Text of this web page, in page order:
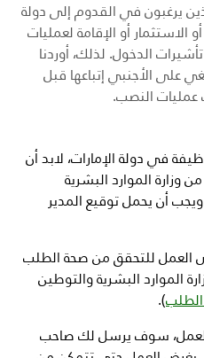
يرغبون في القدوم إلى دولة
الاستثمار أو الإقامة لعمليات
الدخول. لذلك، أوردنا
على الأجنبي إتباعها قبل
عمليات النصب.
في دولة الإمارات، لابد أن
الموارد البشرية
ويجب أن يحمل توقيع المدير
العمل للتحقق من صحة الطلب
الموارد البشرية والتوطين
الطلب).
سوف يرسل لك صاحب